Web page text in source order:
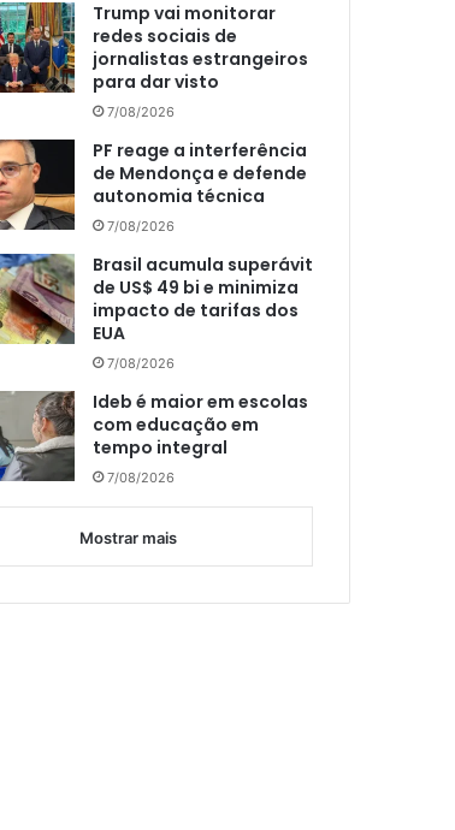
Trump vai monitorar
redes sociais de
jornalistas estrangeiros
para dar visto
7/08/2026
PF reage a interferência
de Mendonça e defende
autonomia técnica
7/08/2026
Brasil acumula superávit
de US$ 49 bi e minimiza
impacto de tarifas dos
EUA
7/08/2026
Ideb é maior em escolas
com educação em
tempo integral
7/08/2026
Mostrar mais